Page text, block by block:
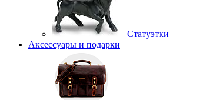
Статуэтки
Аксессуары и подарки